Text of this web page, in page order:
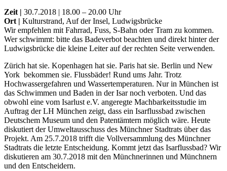
Zeit | 30.7.2018 | 18.00 – 20.00 Uhr
Ort | Kulturstrand, Auf der Insel, Ludwigsbrücke
Wir empfehlen mit Fahrrad, Fuss, S-Bahn oder Tram zu kommen.
Wer schwimmt: bitte das Badeverbot beachten und direkt hinter der
Ludwigsbrücke die kleine Leiter auf der rechten Seite verwenden.
Zürich hat sie. Kopenhagen hat sie. Paris hat sie. Berlin und New
York bekommen sie. Flussbäder! Rund ums Jahr. Trotz
Hochwassergefahren und Wassertemperaturen. Nur in München ist
das Schwimmen und Baden in der Isar noch verboten. Und das
obwohl eine vom Isarlust e.V. angeregte Machbarkeitsstudie im
Auftrag der LH München zeigt, dass ein Isarflussbad zwischen
Deutschem Museum und den Patentämtern möglich wäre. Heute
diskutiert der Umweltausschuss des Münchner Stadtrats über das
Projekt. Am 25.7.2018 trifft die Vollversammlung des Münchner
Stadtrats die letzte Entscheidung. Kommt jetzt das Isarflussbad? Wir
diskutieren am 30.7.2018 mit den Münchnerinnen und Münchnern
und den Entscheidern.